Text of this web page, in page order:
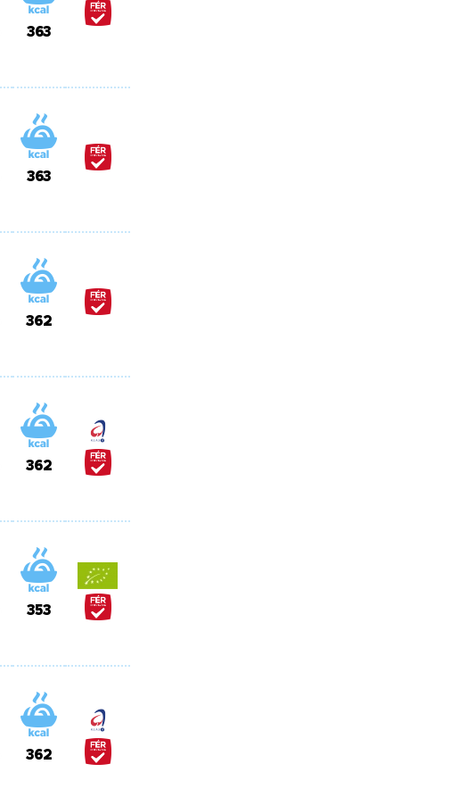
363
363
362
362
353
362